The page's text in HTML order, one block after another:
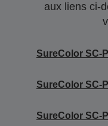
aux liens ci-
SureColor SC-
SureColor SC-
SureColor SC-